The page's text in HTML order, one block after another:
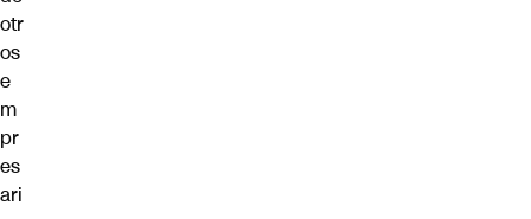
otr
os
e
m
pr
es
ari